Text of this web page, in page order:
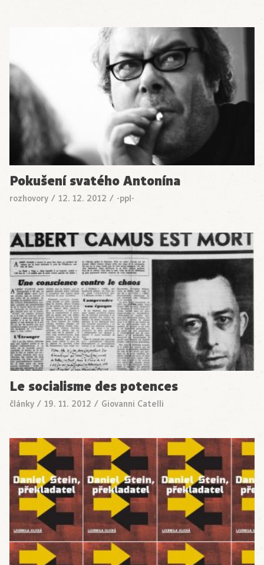
Pokušení svatého Antonína
rozhovory / 12. 12. 2012 / -ppl-
Le socialisme des potences
články / 19. 11. 2012 / Giovanni Catelli